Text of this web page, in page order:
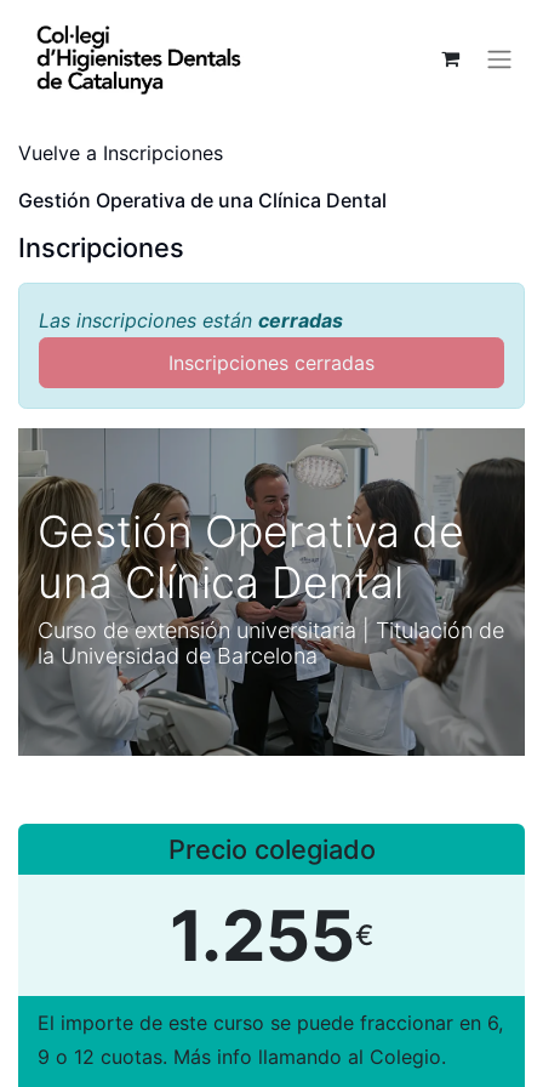
Vuelve a Inscripciones
Gestión Operativa de una Clínica Dental
Inscripciones
Las inscripciones están cerradas
Inscripciones cerradas
Gestión Operativa de
una Clínica Dental
Curso de extensión universitaria | Titulación de
la Universidad de Barcelona
Precio colegiado
1.255€
El importe de este curso se puede fraccionar en 6,
9 o 12 cuotas. Más info llamando al Colegio.